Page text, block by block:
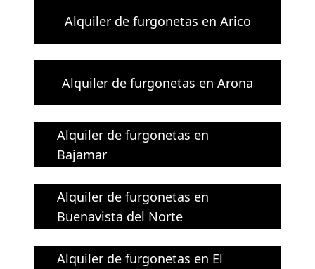
Alquiler de furgonetas en Arico
Alquiler de furgonetas en Arona
Alquiler de furgonetas en
Bajamar
Alquiler de furgonetas en
Buenavista del Norte
Alquiler de furgonetas en El